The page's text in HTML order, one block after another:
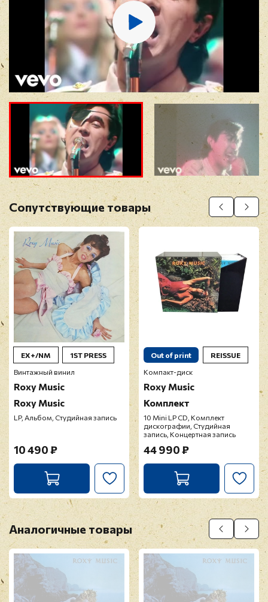
Отзыв*
Прикрепить фото
Оставить отзыв
Перед публикацией отзывы проходят
модерацию
Сопутствующие товары
EX+/NM
1ST PRESS
Винтажный винил
Roxy Music
Roxy Music
LP, Альбом, Студийная запись
10 490 ₽
Out of print
REISSUE
Компакт-диск
Roxy Music
Комплект
10 Mini LP CD, Комплект
дискографии, Студийная
запись, Концертная запись
44 990 ₽
Аналогичные товары